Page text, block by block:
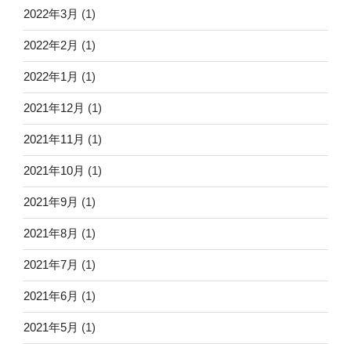
2022年3月 (1)
2022年2月 (1)
2022年1月 (1)
2021年12月 (1)
2021年11月 (1)
2021年10月 (1)
2021年9月 (1)
2021年8月 (1)
2021年7月 (1)
2021年6月 (1)
2021年5月 (1)